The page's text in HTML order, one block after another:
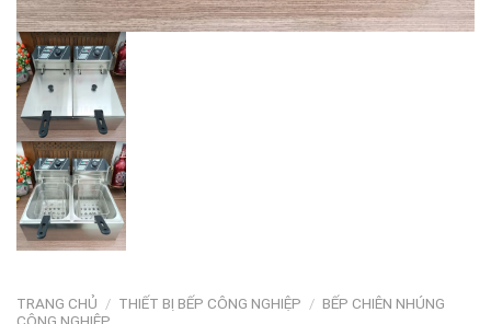
TRANG CHỦ / THIẾT BỊ BẾP CÔNG NGHIỆP / BẾP CHIÊN NHÚNG